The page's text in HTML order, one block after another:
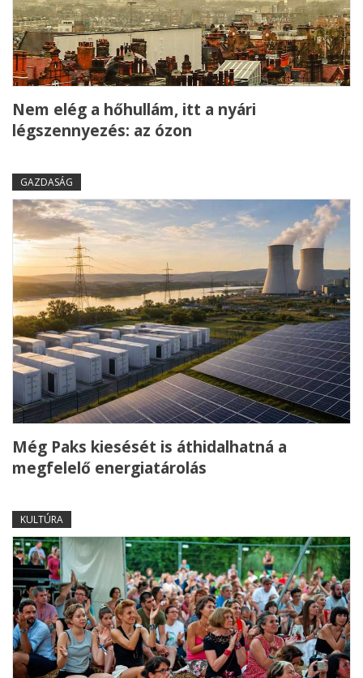
Nem elég a hőhullám, itt a nyári
légszennyezés: az ózon
GAZDASÁG
Még Paks kiesését is áthidalhatná a
megfelelő energiatárolás
KULTÚRA